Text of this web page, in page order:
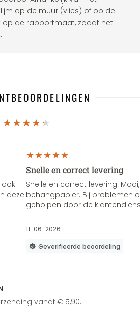
op de muur (vlies) of op de
op de rapportmaat, zodat het
deze
Snelle en correct levering
Snelle en correct levering.
behangpapier. Bij problemen
geholpen door de
11-06-2026
Geverifieerde beoordeling
vanaf € 5,90.